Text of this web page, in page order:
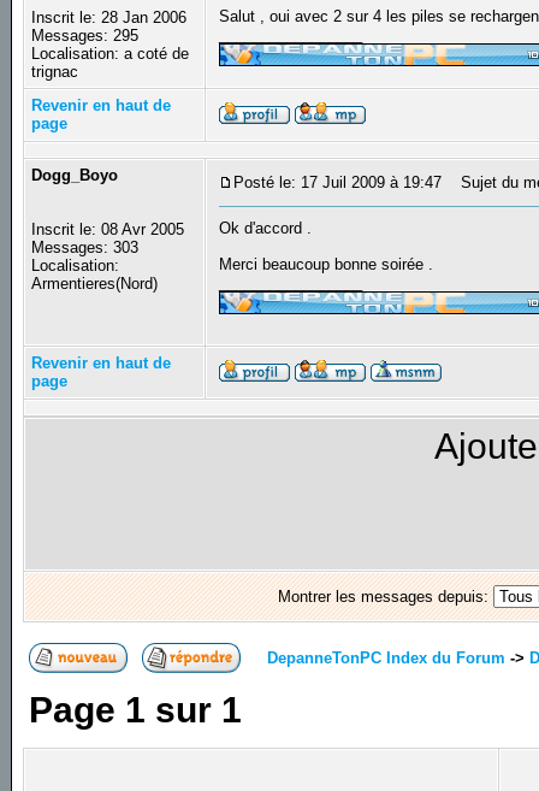
Inscrit le: 28 Jan 2006
Messages: 295
Localisation: a coté de
trignac
Salut , oui avec 2 sur 4 les piles se
Revenir en haut de
page
Dogg_Boyo
Inscrit le: 08 Avr 2005
Messages: 303
Localisation:
Armentieres(Nord)
Posté le: 17 Juil 2009 à 19:47 Sujet du
Ok d'accord .
Merci beaucoup bonne soirée .
Revenir en haut de
page
Montrer les messages depuis:
DepanneTonPC Index du Forum ->
Page 1 sur 1